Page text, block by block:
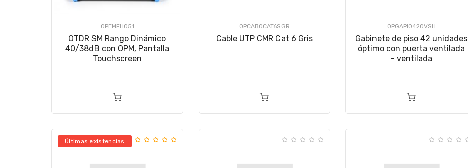
OPEMFHO51
OTDR SM Rango Dinámico
40/38dB con OPM, Pantalla
Touchscreen
OPCABOCAT6SGR
Cable UTP CMR Cat 6 Gris
OPGAPI042OVSH
Gabinete de piso 42 unidades
óptimo con puerta ventilada
- ventilada
Últimas existencias